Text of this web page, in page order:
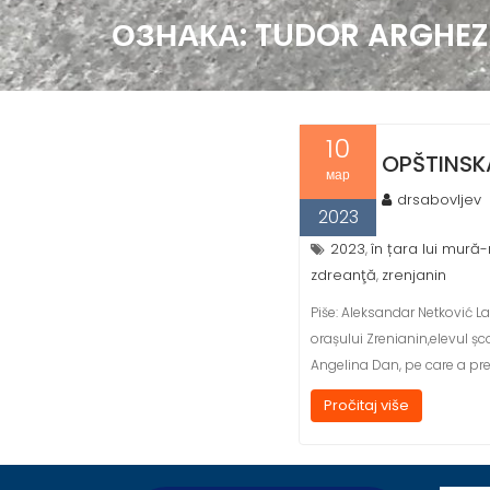
ОЗНАКА:TUDOR
10
мар
2023
drsabovljev
2023,în țara lui
zdreanţă, zrenjanin
Piše: Aleksandar Netković
orașului Zrenianin,elevul
Angelina Dan, pe care a
Pročitaj više